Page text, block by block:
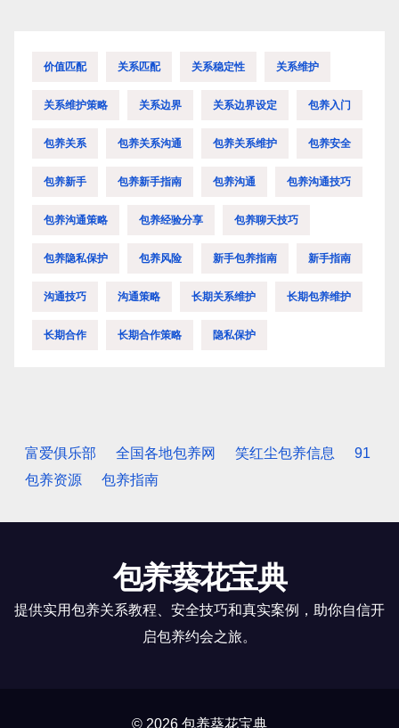
价值匹配 关系匹配 关系稳定性 关系维护
关系维护策略 关系边界 关系边界设定 包养入门
包养关系 包养关系沟通 包养关系维护 包养安全
包养新手 包养新手指南 包养沟通 包养沟通技巧
包养沟通策略 包养经验分享 包养聊天技巧
包养隐私保护 包养风险 新手包养指南 新手指南
沟通技巧 沟通策略 长期关系维护 长期包养维护
长期合作 长期合作策略 隐私保护
富爱俱乐部 全国各地包养网 笑红尘包养信息
91
包养资源
包养指南
包养葵花宝典
提供实用包养关系教程、安全技巧和真实案例，助你自信开
启包养约会之旅。
© 2026 包养葵花宝典